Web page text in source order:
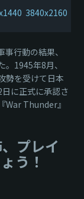
3840x2160
行動の結果、
1945年8月、
勢を受けて日本
に正式に承認さ
War Thunder』
プレイ
う！